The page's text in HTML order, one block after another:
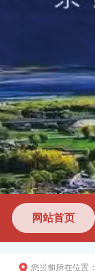
网站首页
您当前所在位置：